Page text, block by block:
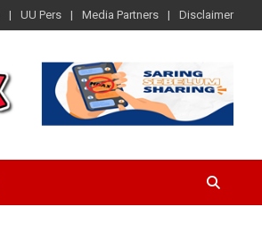
UU Pers Media Partners Disclaimer